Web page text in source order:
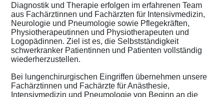
Diagnostik und Therapie erfolgen im erfahrenen Team
aus Fachärztinnen und Fachärzten für Intensivmedizin,
Neurologie und Pneumologie sowie Pflegekräften,
Physiotherapeutinnen und Physiotherapeuten und
Logopädinnen. Ziel ist es, die Selbstständigkeit
schwerkranker Patientinnen und Patienten vollständig
wiederherzustellen.
Bei lungenchirurgischen Eingriffen übernehmen unsere
Fachärztinnen und Fachärzte für Anästhesie,
Intensivmedizin und Pneumologie von Beginn an die